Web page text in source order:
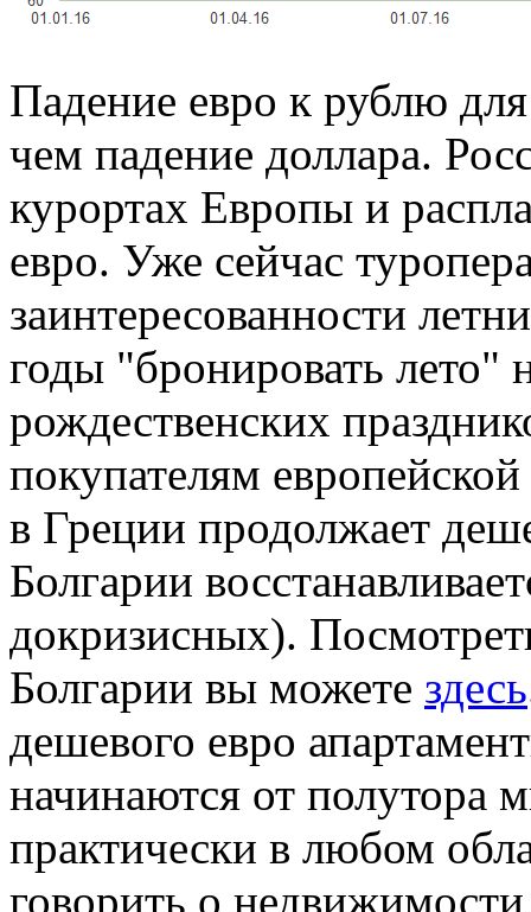
Падение евро к рублю
чем падение доллара.
курортах Европы и
евро. Уже сейчас
заинтересованности
годы "бронировать лето"
рождественских
покупателям
в Греции продолжает
Болгарии
докризисных).
Болгарии вы можете здесь
дешевого евро
начинаются от полутора
практически в любом
говорить о